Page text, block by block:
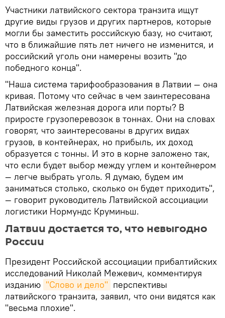
Участники латвийского сектора транзита ищут
другие виды грузов и других партнеров, которые
могли бы заместить российскую базу, но считают,
что в ближайшие пять лет ничего не изменится, и
российский уголь они намерены возить "до
победного конца".
"Наша система тарифообразования в Латвии — она
кривая. Потому что сейчас в чем заинтересована
Латвийская железная дорога или порты? В
приросте грузоперевозок в тоннах. Они на словах
говорят, что заинтересованы в других видах
грузов, в контейнерах, но прибыль, их доход
образуется с тонны. И это в корне заложено так,
что если будет выбор между углем и контейнером
— легче выбрать уголь. Я думаю, будем им
заниматься столько, сколько он будет приходить",
— говорит руководитель Латвийской ассоциации
логистики Нормундс Круминьш.
Латвии достается то, что невыгодно
России
Президент Российской ассоциации прибалтийских
исследований Николай Межевич, комментируя
изданию "Слово и дело" перспективы
латвийского транзита, заявил, что они видятся как
"весьма плохие".